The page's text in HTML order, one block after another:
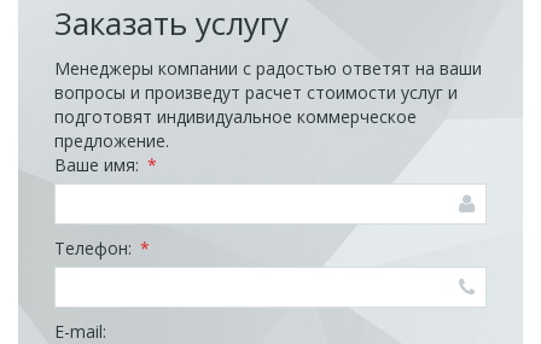
Заказать услугу
Менеджеры компании с радостью ответят на ваши
вопросы и произведут расчет стоимости услуг и
подготовят индивидуальное коммерческое
предложение.
Ваше имя: *
Телефон: *
E-mail: